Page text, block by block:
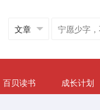
百贝读书 成长计划